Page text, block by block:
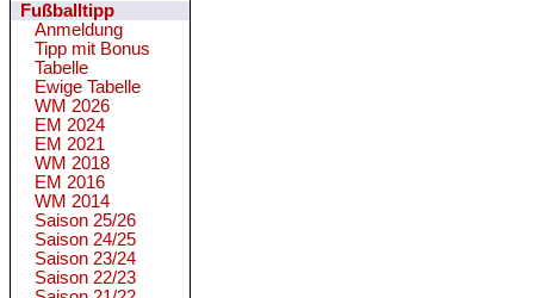
Fußballtipp
Anmeldung
Tipp mit Bonus
Tabelle
Ewige Tabelle
WM 2026
EM 2024
EM 2021
WM 2018
EM 2016
WM 2014
Saison 25/26
Saison 24/25
Saison 23/24
Saison 22/23